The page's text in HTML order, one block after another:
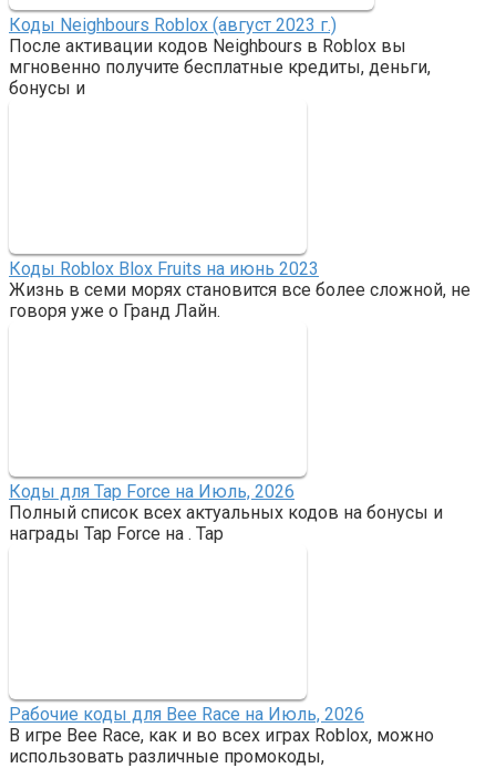
Коды Neighbours Roblox (август 2023 г.)
После активации кодов Neighbours в Roblox вы
мгновенно получите бесплатные кредиты, деньги,
бонусы и
Коды Roblox Blox Fruits на июнь 2023
Жизнь в семи морях становится все более сложной, не
говоря уже о Гранд Лайн.
Коды для Tap Force на Июль, 2026
Полный список всех актуальных кодов на бонусы и
награды Tap Force на . Tap
Рабочие коды для Bee Race на Июль, 2026
В игре Bee Race, как и во всех играх Roblox, можно
использовать различные промокоды,